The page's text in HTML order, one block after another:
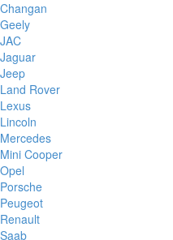
Changan
Geely
JAC
Jaguar
Jeep
Land Rover
Lexus
Lincoln
Mercedes
Mini Cooper
Opel
Porsche
Peugeot
Renault
Saab